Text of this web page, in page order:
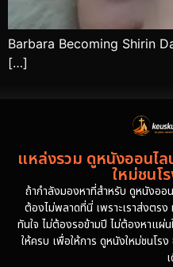
Barbara Becoming Shirin
[…]
แหล่งรวม ดูหนังออนไ
ใหม่ชนโ
ถ้ากำลังมองหาที่สำหรับ ดูหนังออ
ต้องไม่พลาดที่นี่ เพราะเราส่งตร
ทันใจ ไม่ต้องรอข้ามปี ไม่ต้องหาแผ่
ให้ครบ เพื่อให้การ ดูหนังใหม่ชนโ